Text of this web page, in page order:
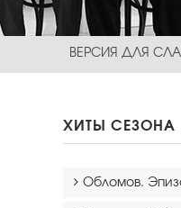
ВЕРСИЯ ДЛЯ
ХИТЫ СЕЗОНА
Обломов.